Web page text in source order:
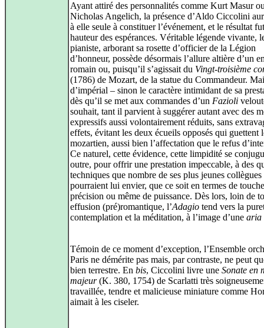
Ayant attiré des personnalités comme Kurt Masur
Nicholas Angelich, la présence d’Aldo Ciccolini
à elle seule à constituer l’événement, et le résultat
hauteur des espérances. Véritable légende vivante,
pianiste, arborant sa rosette d’officier de la Légion
d’honneur, possède désormais l’allure altière d’un
romain ou, puisqu’il s’agissait du Vingt-troisième
(1786) de Mozart, de la statue du Commandeur.
d’impérial – sinon le caractère intimidant de sa
dès qu’il se met aux commandes d’un Fazioli
souhait, tant il parvient à suggérer autant avec des
expressifs aussi volontairement réduits, sans
effets, évitant les deux écueils opposés qui guettent
mozartien, aussi bien l’affectation que le refus
Ce naturel, cette évidence, cette limpidité se
outre, pour offrir une prestation impeccable, à des
techniques que nombre de ses plus jeunes collègues
pourraient lui envier, que ce soit en termes de
précision ou même de puissance. Dès lors, loin de
effusion (pré)romantique, l’Adagio tend vers la
contemplation et la méditation, à l’image d’une aria
Témoin de ce moment d’exception, l’Ensemble
Paris ne démérite pas mais, par contraste, ne peut
bien terrestre. En bis, Ciccolini livre une Sonate en
majeur(K. 380, 1754) de Scarlatti très
travaillée, tendre et malicieuse miniature comme
aimait à les ciseler.